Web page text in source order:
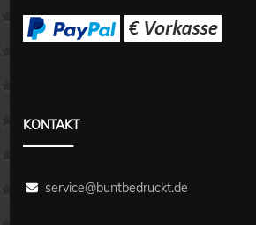
KONTAKT
service@buntbedruckt.de